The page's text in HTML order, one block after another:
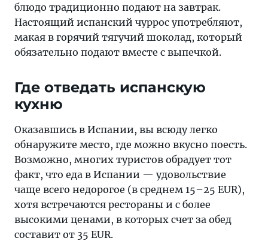
блюдо традиционно подают на завтрак.
Настоящий испанский чуррос употребляют,
макая в горячий тягучий шоколад, который
обязательно подают вместе с выпечкой.
Где отведать испанскую
кухню
Оказавшись в Испании, вы всюду легко
обнаружите место, где можно вкусно поесть.
Возможно, многих туристов обрадует тот
факт, что еда в Испании — удовольствие
чаще всего недорогое (в среднем 15–25 EUR),
хотя встречаются рестораны и с более
высокими ценами, в которых счет за обед
составит от 35 EUR.